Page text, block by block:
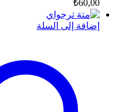
₺60,00
إضافة إلى السلة